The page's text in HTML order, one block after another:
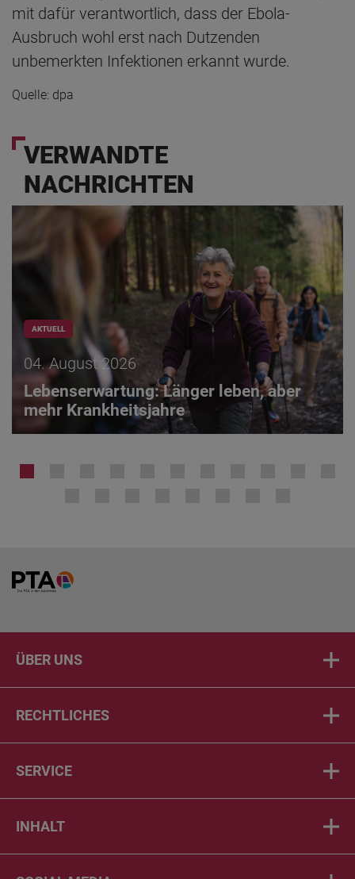
mit dafür verantwortlich, dass der Ebola-
Ausbruch wohl erst nach Dutzenden
unbemerkten Infektionen erkannt wurde.
Quelle: dpa
VERWANDTE
NACHRICHTEN
AKTUELL
04. August 2026
Lebenserwartung: Länger leben, aber
mehr Krankheitsjahre
Home
ÜBER UNS
RECHTLICHES
SERVICE
INHALT